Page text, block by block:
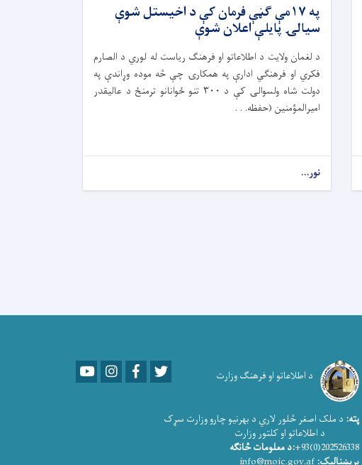
په ۱۷مې ګڼې فرمان کې د اخیستل شوې
سیالۍ پایلې اعلان شوې
د لغمان ولایت د اطلاعاتو او فرهنګ ریاست له لوري د الصارم
فکري او فرهنګي ادارې په همکارۍ چې څه موده وړاندې په
دولت شاه ولسوالۍ کې د ۳۰۰ تنو ځوانانو ترمنځ د عالیقدر
امیرالمؤمنین (حفظه. . .
نور...
د اطلاعاتو او فرهنګ وزارت YoutubeLinkedInFacebook
پته: د ملک اصغر څلور لاري د بهرنیو چارو وزارت سړک
د اطلاعاتو او کلتور وزارت
202526338(0)93+
:د معلومات څانګه